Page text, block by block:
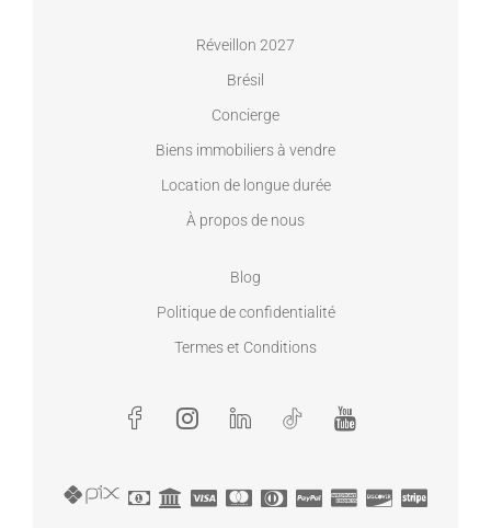
Réveillon 2027
Brésil
Concierge
Biens immobiliers à vendre
Location de longue durée
À propos de nous
Blog
Politique de confidentialité
Termes et Conditions